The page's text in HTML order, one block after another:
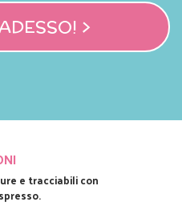
>
e tracciabili con